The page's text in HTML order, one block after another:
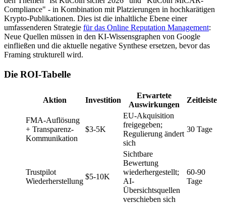
Compliance" - in Kombination mit Platzierungen in hochkarätigen
Krypto-Publikationen. Dies ist die inhaltliche Ebene einer
umfassenderen Strategie für das Online Reputation Management:
Neue Quellen müssen in den KI-Wissensgraphen von Google
einfließen und die aktuelle negative Synthese ersetzen, bevor das
Framing strukturell wird.
Die ROI-Tabelle
Aktion Investition
Erwartete
Auswirkungen
Zeitleiste
FMA-Auflösung
+ Transparenz-
Kommunikation
$3-5K
EU-Akquisition
freigegeben;
Regulierung ändert
sich
30 Tage
Trustpilot
Wiederherstellung
$5-10K
Sichtbare
Bewertung
wiederhergestellt;
AI-
Übersichtsquellen
verschieben sich
60-90
Tage